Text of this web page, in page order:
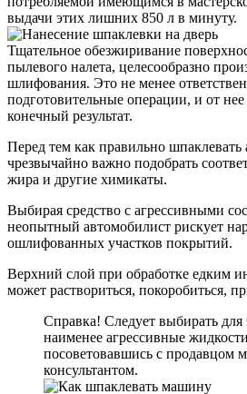
выдачи этих лишних 850 л в минуту.
Тщательное обезжиривание
пылевого налета, целесообразно
шлифования. Это не менее
подготовительные операции, и от
конечный результат.
Перед тем как правильно шпаклевать
чрезвычайно важно подобрать
жира и другие химикаты.
Выбирая средство с агрессивными
неопытный автомобилист рискует
ошлифованных участков покрытий.
Верхний слой при обработке едким
может раствориться, покоробиться,
Справка! Следует выбирать для
наименее агрессивные
посоветовавшись с продавцом
консультантом.